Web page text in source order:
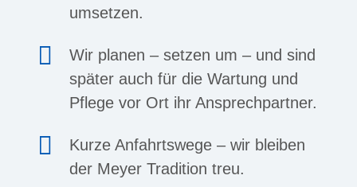
umsetzen.
Wir planen – setzen um – und sind
später auch für die Wartung und
Pflege vor Ort ihr Ansprechpartner.
Kurze Anfahrtswege – wir bleiben
der Meyer Tradition treu.